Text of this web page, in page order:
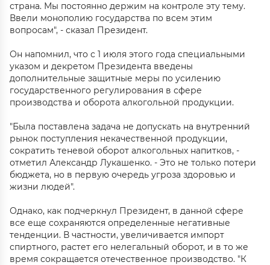
страна. Мы постоянно держим на контроле эту тему.
Ввели монополию государства по всем этим
вопросам", - сказал Президент.
Он напомнил, что с 1 июля этого года специальными
указом и декретом Президента введены
дополнительные защитные меры по усилению
государственного регулирования в сфере
производства и оборота алкогольной продукции.
"Была поставлена задача не допускать на внутренний
рынок поступления некачественной продукции,
сократить теневой оборот алкогольных напитков, -
отметил Александр Лукашенко. - Это не только потери
бюджета, но в первую очередь угроза здоровью и
жизни людей".
Однако, как подчеркнул Президент, в данной сфере
все еще сохраняются определенные негативные
тенденции. В частности, увеличивается импорт
спиртного, растет его нелегальный оборот, и в то же
время сокращается отечественное производство. "К